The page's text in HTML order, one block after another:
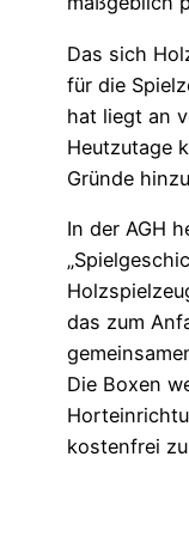
Das sich
für die
hat liegt an
Heutzutage
Gründe
In der AGH
das zum
Die Boxen
kostenfrei